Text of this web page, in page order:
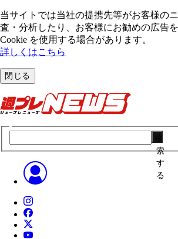
当サイトでは当社の提携先等がお客様の
査・分析したり、お客様にお勧めの広告
Cookie を使⽤する場合があります。
詳しくはこちら
閉じる
索
す
る